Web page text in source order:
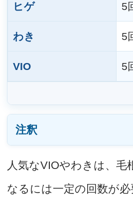
ヒゲ 5
わき 5
VIO 5
注釈
人気なVIOやわきは、毛
なるには一定の回数が必